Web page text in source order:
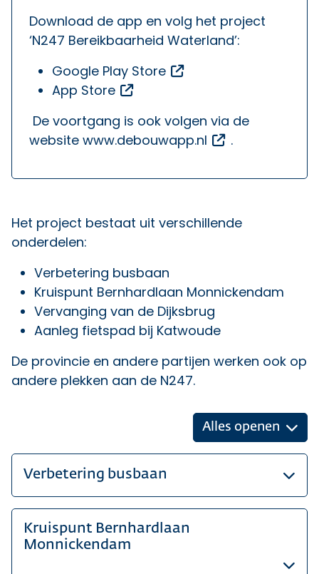
Download de app en volg het project
‘N247 Bereikbaarheid Waterland’:
Google Play Store
App Store
De voortgang is ook volgen via de
website www.debouwapp.nl Opent een
.
Het project bestaat uit verschillende
onderdelen:
Verbetering busbaan
Kruispunt Bernhardlaan Monnickendam
Vervanging van de Dijksbrug
Aanleg fietspad bij Katwoude
De provincie en andere partijen werken ook op
andere plekken aan de N247.
Alles openen
Verbetering busbaan
Kruispunt Bernhardlaan
Monnickendam